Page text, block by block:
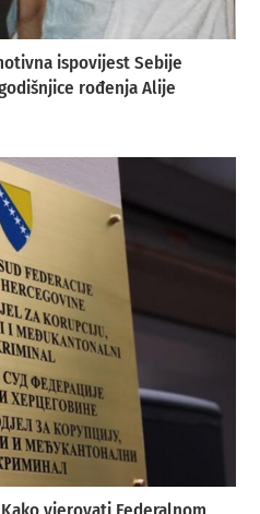
ispovijest Sebije
rođenja Alije